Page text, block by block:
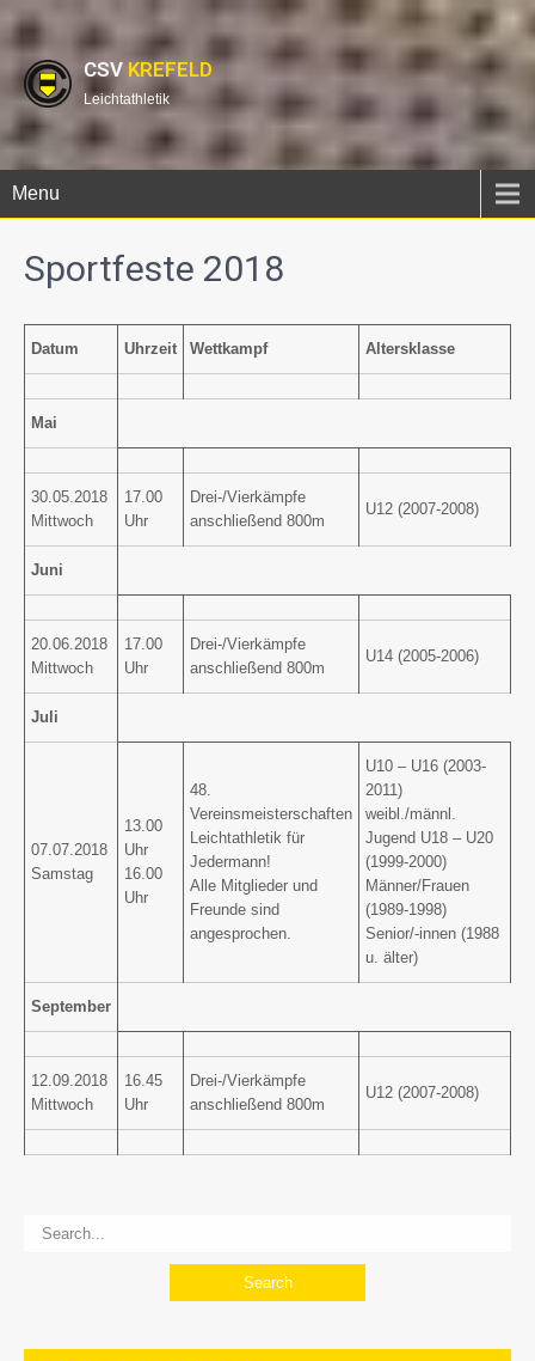
CSV KREFELD
Leichtathletik
Menu
Sportfeste 2018
Datum Uhrzeit Wettkampf Altersklasse
Mai
30.05.2018
Mittwoch
17.00
Uhr
Drei-/Vierkämpfe
anschließend 800m
U12 (2007-2008)
Juni
20.06.2018
Mittwoch
17.00
Uhr
Drei-/Vierkämpfe
anschließend 800m
U14 (2005-2006)
Juli
07.07.2018
Samstag
13.00
Uhr
16.00
Uhr
48.
Vereinsmeisterschaften
Leichtathletik für
Jedermann!
Alle Mitglieder und
Freunde sind
angesprochen.
U10 – U16 (2003-
2011)
weibl./männl.
Jugend U18 – U20
(1999-2000)
Männer/Frauen
(1989-1998)
Senior/-innen (1988
u. älter)
September
12.09.2018
Mittwoch
16.45
Uhr
Drei-/Vierkämpfe
anschließend 800m
U12 (2007-2008)